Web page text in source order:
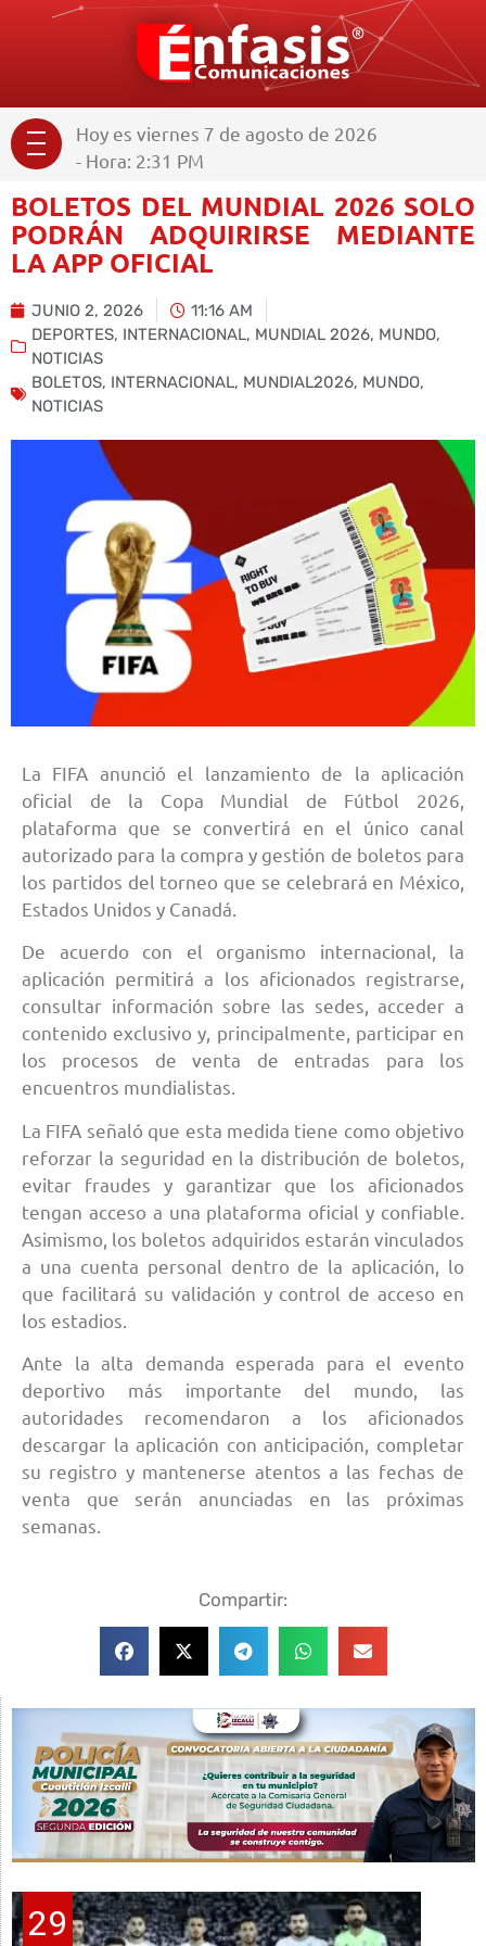
Hoy es viernes 7 de agosto de 2026
- Hora: 2:31 PM
BOLETOS DEL MUNDIAL 2026 SOLO
PODRÁN ADQUIRIRSE MEDIANTE
LA APP OFICIAL
JUNIO 2, 2026
11:16 AM
DEPORTES, INTERNACIONAL, MUNDIAL 2026, MUNDO,
NOTICIAS
BOLETOS, INTERNACIONAL, MUNDIAL2026, MUNDO,
NOTICIAS
La FIFA anunció el lanzamiento de la aplicación
oficial de la Copa Mundial de Fútbol 2026,
plataforma que se convertirá en el único canal
autorizado para la compra y gestión de boletos para
los partidos del torneo que se celebrará en México,
Estados Unidos y Canadá.
De acuerdo con el organismo internacional, la
aplicación permitirá a los aficionados registrarse,
consultar información sobre las sedes, acceder a
contenido exclusivo y, principalmente, participar en
los procesos de venta de entradas para los
encuentros mundialistas.
La FIFA señaló que esta medida tiene como objetivo
reforzar la seguridad en la distribución de boletos,
evitar fraudes y garantizar que los aficionados
tengan acceso a una plataforma oficial y confiable.
Asimismo, los boletos adquiridos estarán vinculados
a una cuenta personal dentro de la aplicación, lo
que facilitará su validación y control de acceso en
los estadios.
Ante la alta demanda esperada para el evento
deportivo más importante del mundo, las
autoridades recomendaron a los aficionados
descargar la aplicación con anticipación, completar
su registro y mantenerse atentos a las fechas de
venta que serán anunciadas en las próximas
semanas.
Compartir:
29